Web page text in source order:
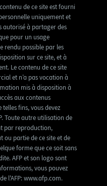
de ce site est fourni
uniquement et
autorisé à partager des
pour un usage
rendu possible par les
sur ce site, et à
Le contenu de ce site
et n’a pas vocation à
mis à disposition à
aux contenus
telles fins, vous devez
Toute autre utilisation de
par reproduction,
ou partie de ce site et de
forme que ce soit sans
AFP et son logo sont
vous pouvez
l'AFP: www.afp.com.